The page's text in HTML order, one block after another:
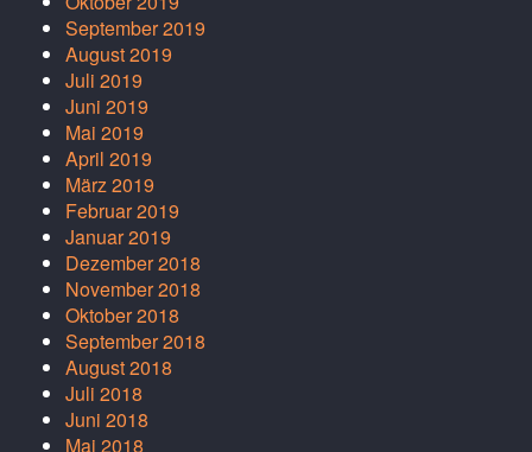
September 2019
August 2019
Juli 2019
Juni 2019
Mai 2019
April 2019
März 2019
Februar 2019
Januar 2019
Dezember 2018
November 2018
Oktober 2018
September 2018
August 2018
Juli 2018
Juni 2018
Mai 2018